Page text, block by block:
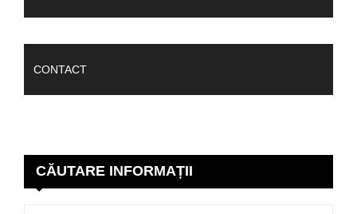
CONTACT
CĂUTARE INFORMAȚII